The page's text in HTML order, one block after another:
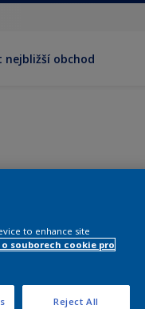
nejbližší obchod
to enhance site
souborech cookie pro
Reject All